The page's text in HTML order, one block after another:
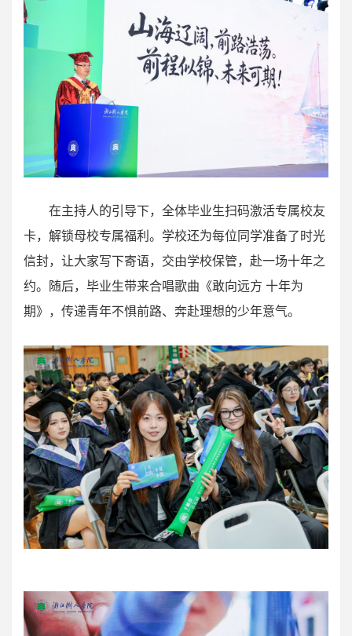
在主持人的引导下，全体毕业生扫码激活专属校友
卡，解锁母校专属福利。学校还为每位同学准备了时光
信封，让大家写下寄语，交由学校保管，赴一场十年之
约。随后，毕业生带来合唱歌曲《敢向远方 十年为
期》，传递青年不惧前路、奔赴理想的少年意气。